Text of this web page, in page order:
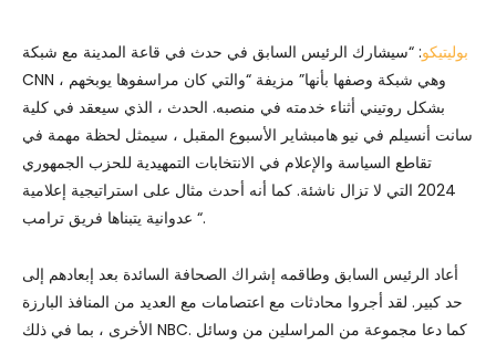
بوليتيكو: “سيشارك الرئيس السابق في حدث في قاعة المدينة مع شبكة
CNN ، وهي شبكة وصفها بأنها” مزيفة “والتي كان مراسفوها يوبخهم
بشكل روتيني أثناء خدمته في منصبه. الحدث ، الذي سيعقد في كلية
سانت أنسيلم في نيو هامبشاير الأسبوع المقبل ، سيمثل لحظة مهمة في
تقاطع السياسة والإعلام في الانتخابات التمهيدية للحزب الجمهوري
2024 التي لا تزال ناشئة. كما أنه أحدث مثال على استراتيجية إعلامية
عدوانية يتبناها فريق ترامب “.
أعاد الرئيس السابق وطاقمه إشراك الصحافة السائدة بعد إبعادهم إلى
حد كبير. لقد أجروا محادثات مع اعتصامات مع العديد من المنافذ البارزة
الأخرى ، بما في ذلك NBC. كما دعا مجموعة من المراسلين من وسائل